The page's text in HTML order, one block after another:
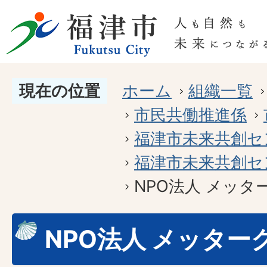
現在の位置 ホーム
組織一覧
市民共働推進係
福津市未来共創
福津市未来共創
NPO法人 メッタ
NPO法人 メッター